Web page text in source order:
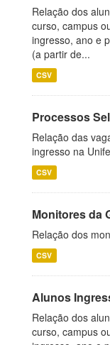
Relação dos
curso, campus
ingresso, ano e
(a partir de...
CSV
Processos
Relação das
ingresso na
CSV
Monitores da
Relação dos
CSV
Alunos
Relação dos
curso, campus